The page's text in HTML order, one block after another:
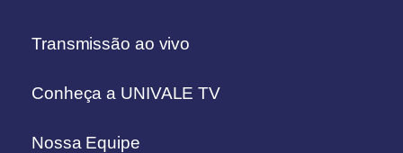
Transmissão ao vivo
Conheça a UNIVALE TV
Nossa Equipe